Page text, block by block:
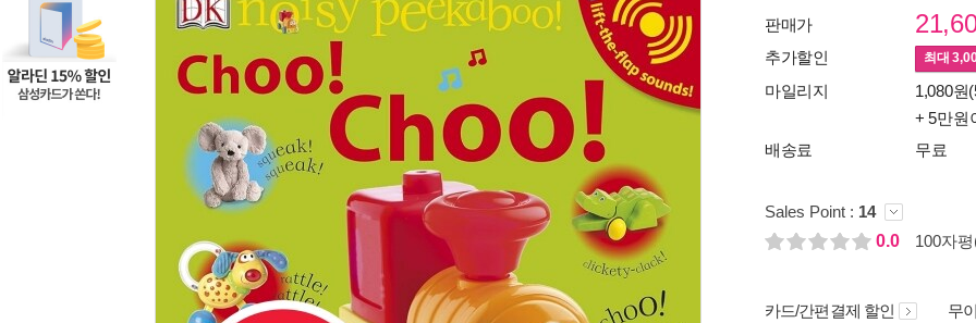
판매가
추가할인 최대
마일리지
1,080원
+ 5만원
배송료
무료
Sales Point : 14
0.0
100자
카드/간편결제 할인 무